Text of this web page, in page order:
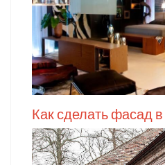
Как сделать фасад